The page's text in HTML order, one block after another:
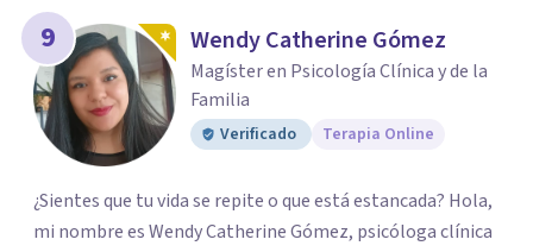
9 Wendy Catherine Gómez
Magíster en Psicología Clínica y de la
Familia
Verificado Terapia Online
¿Sientes que tu vida se repite o que está estancada? Hola,
mi nombre es Wendy Catherine Gómez, psicóloga clínica